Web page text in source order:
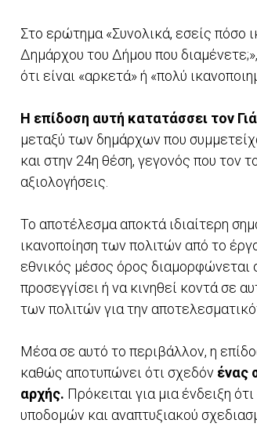
Στο ερώτημα «Συνολικά, εσείς πόσο
Δημάρχου του Δήμου που
ότι είναι «αρκετά» ή «πολύ
Η επίδοση αυτή κατατάσσει τον
μεταξύ των δημάρχων που
και στην 24η θέση, γεγονός που τον
αξιολογήσεις.
Το αποτέλεσμα αποκτά ιδιαίτερη
ικανοποίηση των πολιτών από το
εθνικός μέσος όρος διαμορφώνεται
προσεγγίσει ή να κινηθεί κοντά σε
των πολιτών για την
Μέσα σε αυτό το περιβάλλον, η
καθώς αποτυπώνει ότι σχεδόν ένας
αρχής. Πρόκειται για μια ένδειξη
υποδομών και αναπτυξιακού